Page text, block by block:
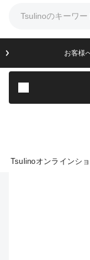
お客様
Tsulinoオンラインシ
リール・
フィッ
ライン・
針・仕
釣り用品